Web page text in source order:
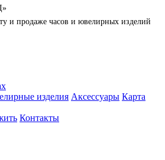
и продаже часов и ювелирных изделий
изделия Аксессуары Карта
Контакты